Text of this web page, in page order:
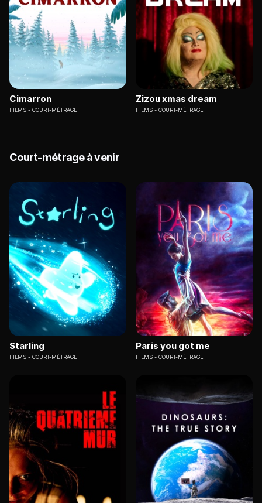
Cimarron
FILMS COURT-MÉTRAGE
Zizou xmas dream
FILMS COURT-MÉTRAGE
Court-métrage à venir
Starling
FILMS COURT-MÉTRAGE
Paris you got me
FILMS COURT-MÉTRAGE